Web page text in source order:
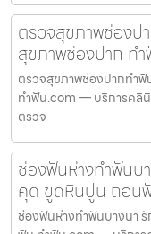
ตรวจสุขภาพช่องป
สุขภาพช่องปาก ท
ตรวจสุขภาพช่องปากทำ
ทำฟัน.com — บริการคลิ
ตรวจ
ช่องฟันห่างทำฟันบ
คุด ขูดหินปูน ถอน
ช่องฟันห่างทำฟันบางนา